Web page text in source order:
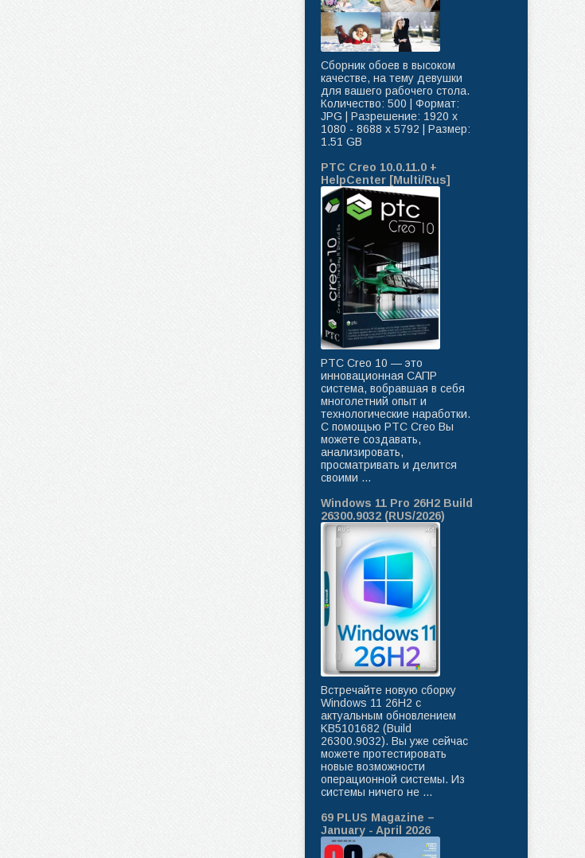
Сборник обоев в высоком
качестве, на тему девушки
для вашего рабочего стола.
Количество: 500 | Формат:
JPG | Разрешение: 1920 x
1080 - 8688 x 5792 | Размер:
1.51 GB
PTC Creo 10.0.11.0 +
HelpCenter [Multi/Rus]
PTC Creo 10 — это
инновационная САПР
система, вобравшая в себя
многолетний опыт и
технологические наработки.
C помощью PTC Creo Вы
можете создавать,
анализировать,
просматривать и делится
своими ...
Windows 11 Pro 26H2 Build
26300.9032 (RUS/2026)
Встречайте новую сборку
Windows 11 26H2 с
актуальным обновлением
KB5101682 (Build
26300.9032). Вы уже сейчас
можете протестировать
новые возможности
операционной системы. Из
системы ничего не ...
69 PLUS Magazine –
January - April 2026